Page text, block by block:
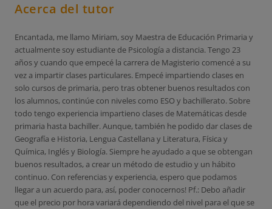
Acerca del tutor
Encantada, me llamo Miriam, soy Maestra de Educación Primaria y
actualmente soy estudiante de Psicología a distancia. Tengo 23
años y cuando que empecé la carrera de Magisterio comencé a su
vez a impartir clases particulares. Empecé impartiendo clases en
solo cursos de primaria, pero tras obtener buenos resultados con
los alumnos, continúe con niveles como ESO y bachillerato. Sobre
todo tengo experiencia impartieno clases de Matemáticas desde
primaria hasta bachiller. Aunque, también he podido dar clases de
Geografía e Historia, Lengua Castellana y Literatura, Física y
Química, Inglés y Biología. Siempre he ayudado a que se obtengan
buenos resultados, a crear un método de estudio y un hábito
continuo. Con referencias y experiencia, espero que podamos
llegar a un acuerdo para, así, poder conocernos! Pf.: Debo añadir
que el precio por hora variará dependiendo del nivel para el que se